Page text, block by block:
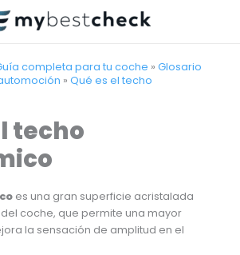
completa para tu coche » Glosario
» Qué es el techo
techo
es una gran superficie acristalada
coche, que permite una mayor
la sensación de amplitud en el